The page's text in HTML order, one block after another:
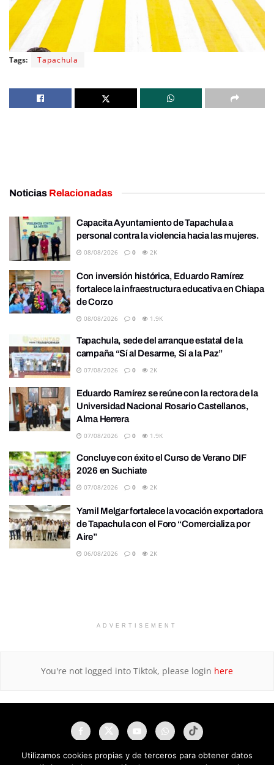
Tags: Tapachula
Noticias Relacionadas
Capacita Ayuntamiento de Tapachula a
personal contra la violencia hacia las mujeres.
08/08/2026 0 2K
Con inversión histórica, Eduardo Ramírez
fortalece la infraestructura educativa en Chiapa
de Corzo
08/08/2026 0 1.9K
Tapachula, sede del arranque estatal de la
campaña “Sí al Desarme, Sí a la Paz”
07/08/2026 0 2K
Eduardo Ramírez se reúne con la rectora de la
Universidad Nacional Rosario Castellanos,
Alma Herrera
07/08/2026 0 1.9K
Concluye con éxito el Curso de Verano DIF
2026 en Suchiate
07/08/2026 0 2K
Yamil Melgar fortalece la vocación exportadora
de Tapachula con el Foro “Comercializa por
Aire”
06/08/2026 0 2K
ADVERTISEMENT
You're not logged into Tiktok, please login here
Utilizamos cookies propias y de terceros para obtener datos